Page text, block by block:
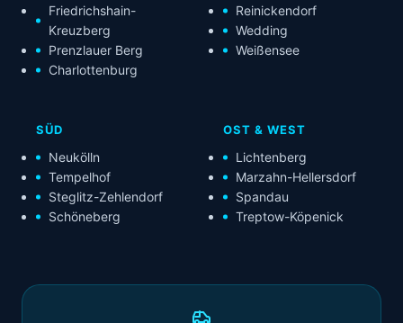
Friedrichshain-
Kreuzberg
Prenzlauer Berg
Charlottenburg
Reinickendorf
Wedding
Weißensee
SÜD
Neukölln
Tempelhof
Steglitz-Zehlendorf
Schöneberg
OST & WEST
Lichtenberg
Marzahn-Hellersdorf
Spandau
Treptow-Köpenick